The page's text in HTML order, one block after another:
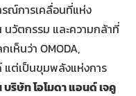
รณ์การเคลื่อนที่แห่ง
วัตกรรม และความกล้าที่
ห็นว่า OMODA,
แต่เป็นขุมพลังแห่งการ
บริษัท โอโมดา แอนด์ เจคู